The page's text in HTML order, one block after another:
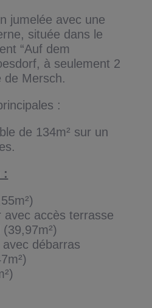
jumelée avec une
située dans le
“Auf dem
à seulement 2
de Mersch.
:
de 134m² sur un
:
avec accès terrasse
débarras